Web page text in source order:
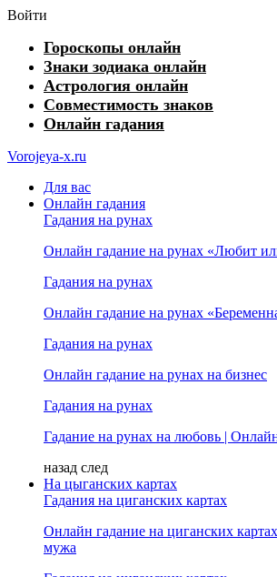
Войти
Гороскопы онлайн
Знаки зодиака онлайн
Астрология онлайн
Совместимость знаков
Онлайн гадания
Vorojeya-x.ru
Для вас
Онлайн гадания
Гадания на рунах
Онлайн гадание на рунах «Любит
Гадания на рунах
Онлайн гадание на рунах
Гадания на рунах
Онлайн гадание на рунах на бизнес
Гадания на рунах
Гадание на рунах на любовь |
назад след
На цыганских картах
Гадания на циганских картах
Онлайн гадание на циганских
мужа